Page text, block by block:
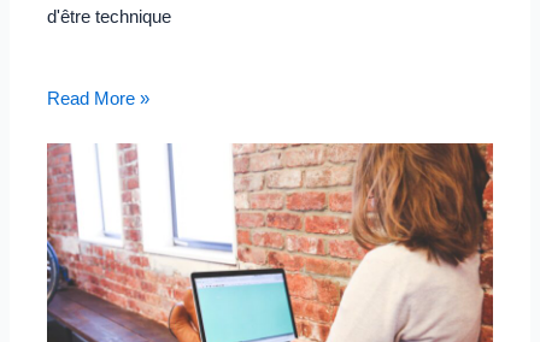
d'être technique
Read More »